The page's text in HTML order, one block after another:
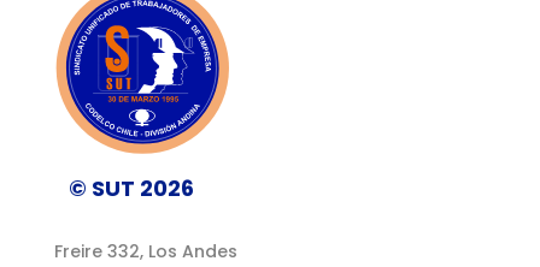
© SUT 2026
Freire 332, Los Andes